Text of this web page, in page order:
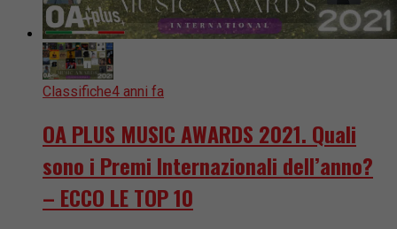
Classifiche4 anni fa
OA PLUS MUSIC AWARDS 2021. Quali
sono i Premi Internazionali dell’anno?
– ECCO LE TOP 10